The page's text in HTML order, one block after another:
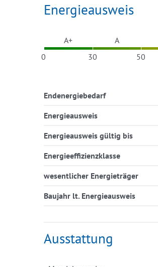
Energieausweis
0
A+
30
A
50
Endenergiebedarf
Energieausweis
Energieausweis gültig bis
Energieeffizienzklasse
wesentlicher Energieträger
Baujahr lt. Energieausweis
Ausstattung